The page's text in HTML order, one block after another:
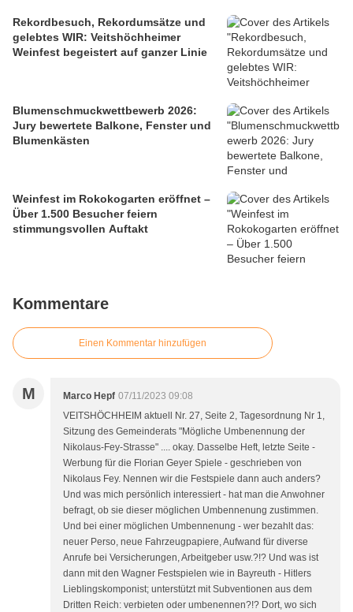
Rekordbesuch, Rekordumsätze und
gelebtes WIR: Veitshöchheimer
Weinfest begeistert auf ganzer Linie
Blumenschmuckwettbewerb 2026:
Jury bewertete Balkone, Fenster und
Blumenkästen
Weinfest im Rokokogarten eröffnet –
Über 1.500 Besucher feiern
stimmungsvollen Auftakt
Kommentare
Einen Kommentar hinzufügen
M Marco Hepf 07/11/2023 09:08
VEITSHÖCHHEIM aktuell Nr. 27, Seite 2, Tagesordnung Nr 1,
Sitzung des Gemeinderats "Mögliche Umbenennung der
Nikolaus-Fey-Strasse" .... okay. Dasselbe Heft, letzte Seite -
Werbung für die Florian Geyer Spiele - geschrieben von
Nikolaus Fey. Nennen wir die Festspiele dann auch anders?
Und was mich persönlich interessiert - hat man die Anwohner
befragt, ob sie dieser möglichen Umbennenung zustimmen.
Und bei einer möglichen Umbennenung - wer bezahlt das:
neuer Perso, neue Fahrzeugpapiere, Aufwand für diverse
Anrufe bei Versicherungen, Arbeitgeber usw.?!? Und was ist
dann mit den Wagner Festspielen wie in Bayreuth - Hitlers
Lieblingskomponist; unterstützt mit Subventionen aus dem
Dritten Reich: verbieten oder umbenennen?!? Dort, wo sich